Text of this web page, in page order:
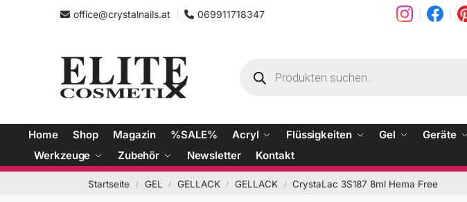
office@crystalnails.at 069911718347
Home Shop Magazin %SALE% Acryl Flüssigkeiten Gel Geräte
Werkzeuge
Zubehör Newsletter Kontakt
Startseite / GEL / GELLACK / GELLACK / CrystaLac 3S187 8ml Hema Free